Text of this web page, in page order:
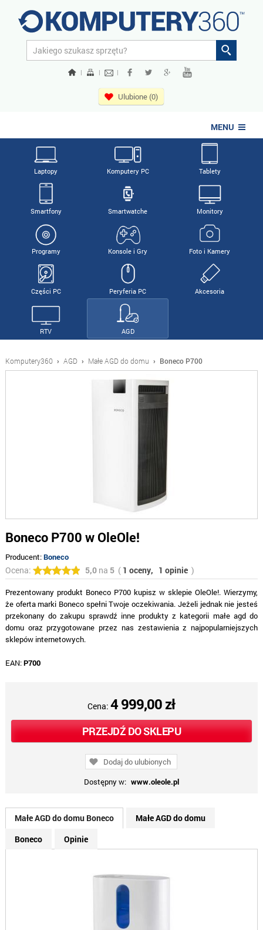
| | |
Ulubione (0)
MENU
Laptopy Komputery PC Tablety
Smartfony Smartwatche Monitory
Programy Konsole i Gry Foto i Kamery
Części PC Peryferia PC Akcesoria
RTV AGD
Komputery360 › AGD › Małe AGD do domu › Boneco P700
Boneco P700 w OleOle!
Producent:Boneco
Ocena: 5,0na 5( 1 oceny, 1 opinie )
Prezentowany produkt Boneco P700 kupisz w sklepie OleOle!. Wierzymy,
że oferta marki Boneco spełni Twoje oczekiwania. Jeżeli jednak nie jesteś
przekonany do zakupu sprawdź inne produkty z kategorii małe agd do
domu oraz przygotowane przez nas zestawienia z najpopularniejszych
sklepów internetowych.
EAN:P700
Cena:4 999,00 zł
PRZEJDŹ DO SKLEPU
Dodaj do ulubionych
Dostępny w: www.oleole.pl
Małe AGD do domu Boneco
Małe AGD do domu
Boneco
Opinie